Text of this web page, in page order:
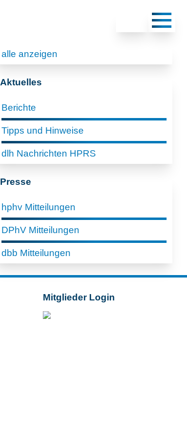
alle anzeigen
Aktuelles
Berichte
Tipps und Hinweise
dlh Nachrichten HPRS
Presse
hphv Mitteilungen
DPhV Mitteilungen
dbb Mitteilungen
Mitglieder Login